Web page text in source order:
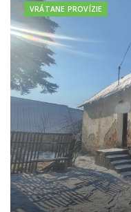
VRÁTANE PROVÍZIE